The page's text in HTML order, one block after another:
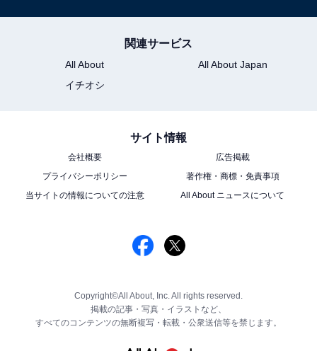
関連サービス
All About
All About Japan
イチオシ
サイト情報
会社概要
広告掲載
プライバシーポリシー
著作権・商標・免責事項
当サイトの情報についての注意
All About ニュースについて
Copyright©All About, Inc. All rights reserved.
掲載の記事・写真・イラストなど、
すべてのコンテンツの無断複写・転載・公衆送信等を禁じます。